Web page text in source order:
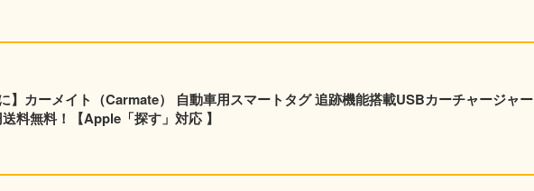
】カーメイト（Carmate） 自動車用スマートタグ 追跡機能搭載USBカーチャージャー
料無料！【Apple「探す」対応 】